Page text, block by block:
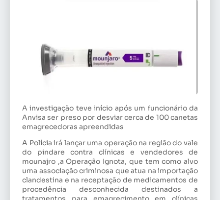
A investigação teve início após um funcionário da
Anvisa ser preso por desviar cerca de 100 canetas
emagrecedoras apreendidas
A Polícia irá lançar uma operação na região do vale
do pindare contra clínicas e vendedores de
mounajro ,a Operação Ignota, que tem como alvo
uma associação criminosa que atua na importação
clandestina e na receptação de medicamentos de
procedência desconhecida destinados a